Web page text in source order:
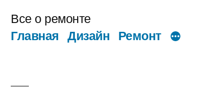
содержимому
Все о ремонте
Главная Дизайн Ремонт